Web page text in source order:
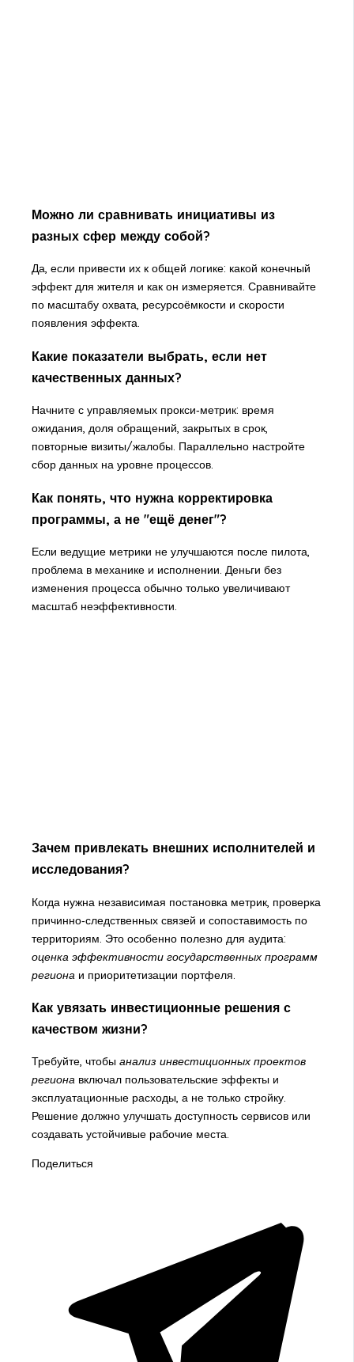
Можно ли сравнивать инициативы из
разных сфер между собой?
Да, если привести их к общей логике: какой конечный
эффект для жителя и как он измеряется. Сравнивайте
по масштабу охвата, ресурсоёмкости и скорости
появления эффекта.
Какие показатели выбрать, если нет
качественных данных?
Начните с управляемых прокси‑метрик: время
ожидания, доля обращений, закрытых в срок,
повторные визиты/жалобы. Параллельно настройте
сбор данных на уровне процессов.
Как понять, что нужна корректировка
программы, а не "ещё денег"?
Если ведущие метрики не улучшаются после пилота,
проблема в механике и исполнении. Деньги без
изменения процесса обычно только увеличивают
масштаб неэффективности.
Зачем привлекать внешних исполнителей и
исследования?
Когда нужна независимая постановка метрик, проверка
причинно‑следственных связей и сопоставимость по
территориям. Это особенно полезно для аудита:
оценка эффективности государственных программ
регионаи приоритетизации портфеля.
Как увязать инвестиционные решения с
качеством жизни?
Требуйте, чтобы анализ инвестиционных проектов
регионавключал пользовательские эффекты и
эксплуатационные расходы, а не только стройку.
Решение должно улучшать доступность сервисов или
создавать устойчивые рабочие места.
Поделиться